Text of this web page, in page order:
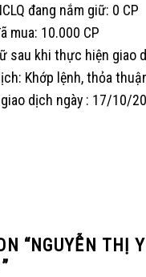
đang nắm giữ: 0 CP
mua: 10.000 CP
sau khi thực hiện giao
Khớp lệnh, thỏa
dịch ngày : 17/10/
“NGUYỄN THỊ
”